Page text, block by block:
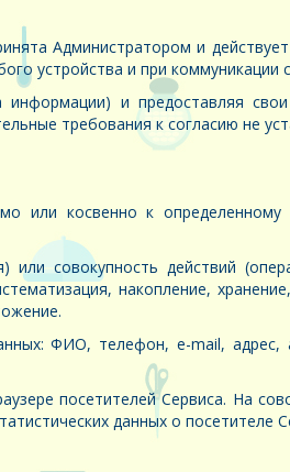
Администратором и
устройства и при
информации) и предоставляя
требования к согласию не
или косвенно к
или совокупность действий
накопление,
ФИО, телефон, e-mail,
посетителей Сервиса. На
данных о посетителе